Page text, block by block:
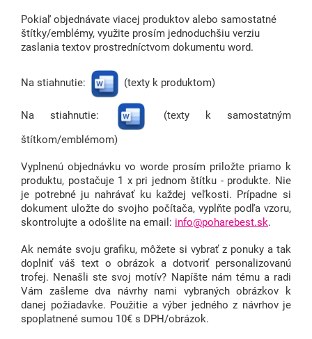
Pokiaľ objednávate viacej produktov alebo samostatné
štítky/emblémy, využite prosím jednoduchšiu verziu
zaslania textov prostredníctvom dokumentu word.
Na stiahnutie: (texty k produktom)
Na stiahnutie:
(texty k samostatným
štítkom/emblémom)
Vyplnenú objednávku vo worde prosím priložte priamo k
produktu, postačuje 1 x pri jednom štítku - produkte. Nie
je potrebné ju nahrávať ku každej veľkosti. Prípadne si
dokument uložte do svojho počítača, vyplňte podľa vzoru,
skontrolujte a odošlite na email: info@poharebest.sk.
Ak nemáte svoju grafiku, môžete si vybrať z ponuky a tak
doplniť váš text o obrázok a dotvoriť personalizovanú
trofej. Nenašli ste svoj motív? Napíšte nám tému a radi
Vám zašleme dva návrhy nami vybraných obrázkov k
danej požiadavke. Použitie a výber jedného z návrhov je
spoplatnené sumou 10€ s DPH/obrázok.